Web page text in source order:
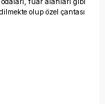
olup özel çantası